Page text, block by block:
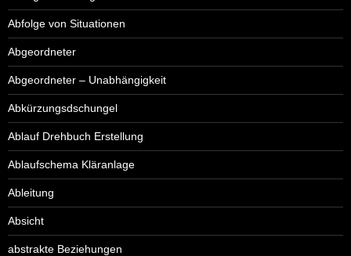
Abfolge von Situationen
Abgeordneter
Abgeordneter – Unabhängigkeit
Abkürzungsdschungel
Ablauf Drehbuch Erstellung
Ablaufschema Kläranlage
Ableitung
Absicht
abstrakte Beziehungen